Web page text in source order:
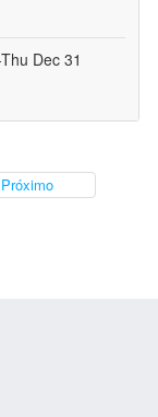
Dec 31
Próximo